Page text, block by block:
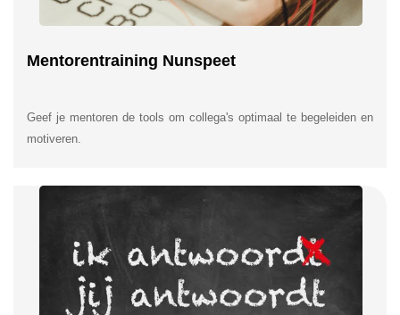
Mentorentraining Nunspeet
Geef je mentoren de tools om collega's optimaal te begeleiden en
motiveren.